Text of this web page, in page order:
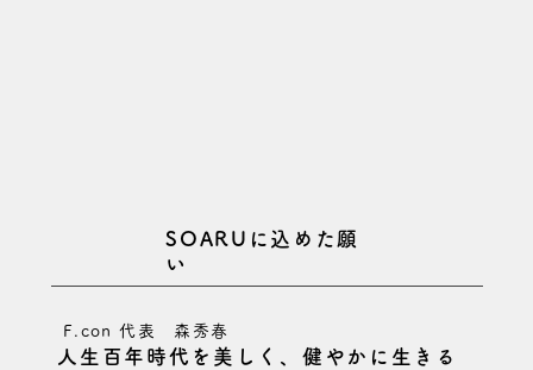
SOARUに込めた願
い
​F.con 代表 森秀春
人生百年時代を美しく、健やかに生きる